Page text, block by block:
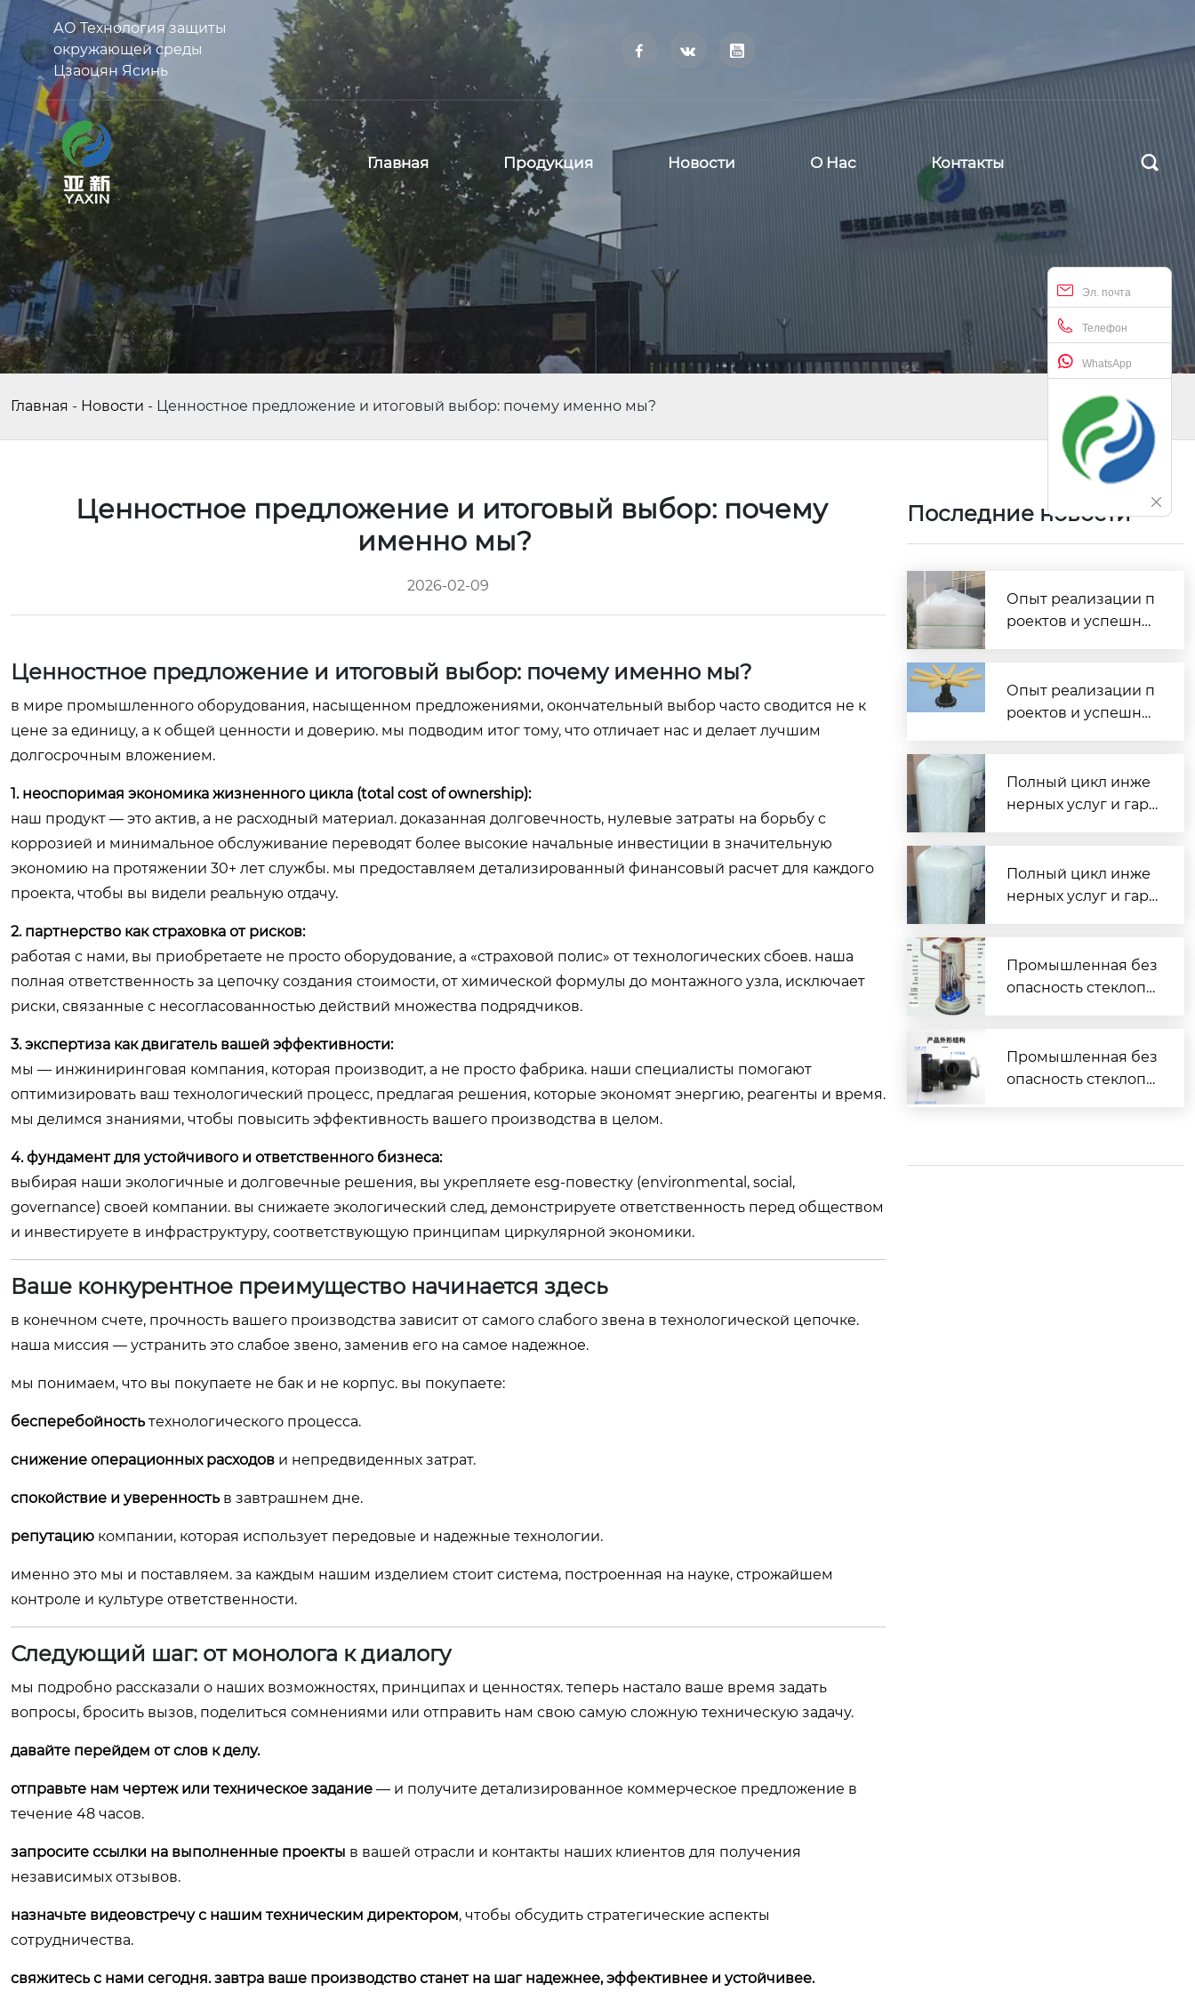
АО Технология защиты
окружающей среды
Цзаоцян Ясинь
  
Главная Продукция Новости О Hас Контакты 
Эл. почта
Телефон
WhatsApp
Главная - Новости - Ценностное предложение и итоговый выбор: почему именно мы?
Ценностное предложение и итоговый выбор: почему
именно мы?
2026-02-09
Ценностное предложение и итоговый выбор: почему именно мы?
в мире промышленного оборудования, насыщенном предложениями, окончательный выбор часто сводится не к
цене за единицу, а к общей ценности и доверию. мы подводим итог тому, что отличает нас и делает лучшим
долгосрочным вложением.
1. неоспоримая экономика жизненного цикла (total cost of ownership):
наш продукт — это актив, а не расходный материал. доказанная долговечность, нулевые затраты на борьбу с
коррозией и минимальное обслуживание переводят более высокие начальные инвестиции в значительную
экономию на протяжении 30+ лет службы. мы предоставляем детализированный финансовый расчет для каждого
проекта, чтобы вы видели реальную отдачу.
2. партнерство как страховка от рисков:
работая с нами, вы приобретаете не просто оборудование, а «страховой полис» от технологических сбоев. наша
полная ответственность за цепочку создания стоимости, от химической формулы до монтажного узла, исключает
риски, связанные с несогласованностью действий множества подрядчиков.
3. экспертиза как двигатель вашей эффективности:
мы — инжиниринговая компания, которая производит, а не просто фабрика. наши специалисты помогают
оптимизировать ваш технологический процесс, предлагая решения, которые экономят энергию, реагенты и время.
мы делимся знаниями, чтобы повысить эффективность вашего производства в целом.
4. фундамент для устойчивого и ответственного бизнеса:
выбирая наши экологичные и долговечные решения, вы укрепляете esg-повестку (environmental, social,
governance) своей компании. вы снижаете экологический след, демонстрируете ответственность перед обществом
и инвестируете в инфраструктуру, соответствующую принципам циркулярной экономики.
Ваше конкурентное преимущество начинается здесь
в конечном счете, прочность вашего производства зависит от самого слабого звена в технологической цепочке.
наша миссия — устранить это слабое звено, заменив его на самое надежное.
мы понимаем, что вы покупаете не бак и не корпус. вы покупаете:
бесперебойность технологического процесса.
снижение операционных расходов и непредвиденных затрат.
спокойствие и уверенность в завтрашнем дне.
репутацию компании, которая использует передовые и надежные технологии.
именно это мы и поставляем. за каждым нашим изделием стоит система, построенная на науке, строжайшем
контроле и культуре ответственности.
Следующий шаг: от монолога к диалогу
мы подробно рассказали о наших возможностях, принципах и ценностях. теперь настало ваше время задать
вопросы, бросить вызов, поделиться сомнениями или отправить нам свою самую сложную техническую задачу.
давайте перейдем от слов к делу.
отправьте нам чертеж или техническое задание — и получите детализированное коммерческое предложение в
течение 48 часов.
запросите ссылки на выполненные проекты в вашей отрасли и контакты наших клиентов для получения
независимых отзывов.
назначьте видеовстречу с нашим техническим директором, чтобы обсудить стратегические аспекты
сотрудничества.
свяжитесь с нами сегодня. завтра ваше производство станет на шаг надежнее, эффективнее и устойчивее.
Последние новости
Опыт реализации п
роектов и успешны
в по всей России
Опыт реализации п
роектов и успешны
в по всей России
Полный цикл инже
нерных услуг и гара
Полный цикл инже
нерных услуг и гара
Промышленная без
опасность стеклопл
— взрывобезопасн
ость и электроизол
Промышленная без
опасность стеклопл
ость и электроизол